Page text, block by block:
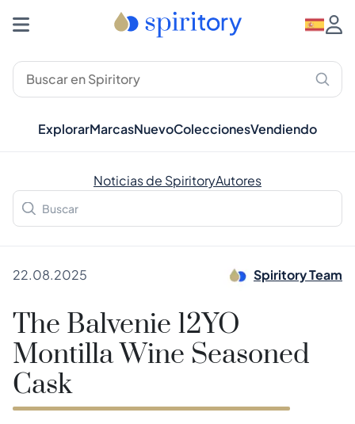
ExplorarMarcasNuevoColeccionesVendiendo
Noticias de SpiritoryAutores
22.08.2025 Spiritory Team
The Balvenie 12YO
Montilla Wine Seasoned
Cask